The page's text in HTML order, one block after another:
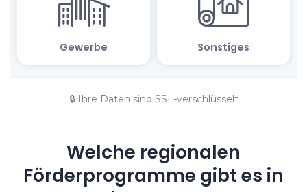
🔒 Ihre Daten sind SSL-verschlüsselt
Welche regionalen
Förderprogramme gibt es in